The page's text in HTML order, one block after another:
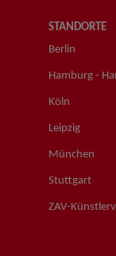
STANDORTE
Berlin
Hamburg -
Köln
Leipzig
München
Stuttgart
ZAV-